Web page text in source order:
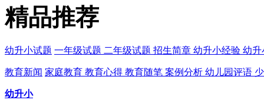
精品推荐
幼升小试题 一年级试题 二年级试题 招生简章 幼升小经验 幼升
教育新闻 家庭教育 教育心得 教育随笔 案例分析 幼儿园评语
幼升小